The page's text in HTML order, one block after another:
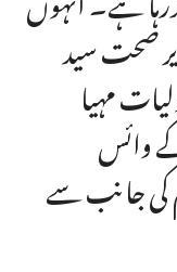
صحت سید
مہیا
وائس
کی جانب سے